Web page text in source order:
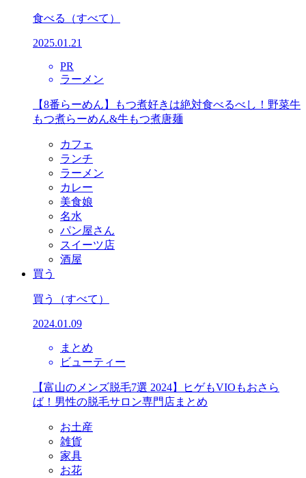
食べる （すべて）
2025.01.21
PR
ラーメン
【8番らーめん】もつ煮好きは絶対食べるべし！野菜牛
もつ煮らーめん&牛もつ煮唐麺
カフェ
ランチ
ラーメン
カレー
美食娘
名水
パン屋さん
スイーツ店
酒屋
買う
買う （すべて）
2024.01.09
まとめ
ビューティー
【富山のメンズ脱毛7選 2024】ヒゲもVIOもおさら
ば！男性の脱毛サロン専門店まとめ
お土産
雑貨
家具
お花